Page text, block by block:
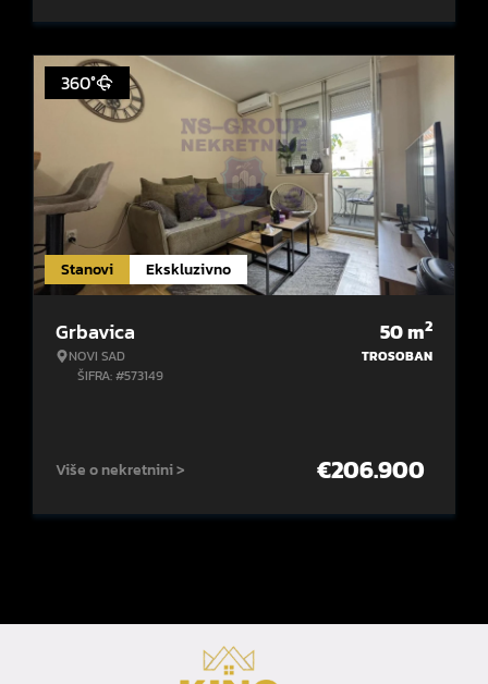
Stanovi Ekskluzivno
360°
Grbavica
NOVI SAD
ŠIFRA: #573149
50m2
TROSOBAN
Više o nekretnini > €206.900